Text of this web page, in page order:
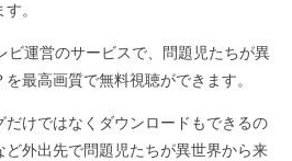
。
ビ運営のサービスで、問題児たちが異
最高画質で無料視聴ができます。
だけではなくダウンロードもできるの
ど外出先で問題児たちが異世界から来